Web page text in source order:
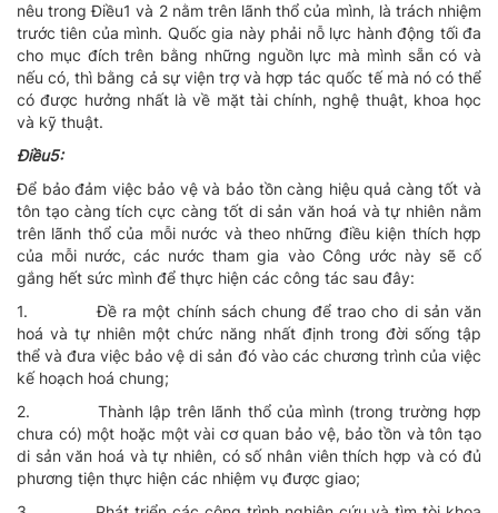
nêu trong Ðiều1 và 2 nằm trên lãnh thổ của mình, là trách nhiệm
trước tiên của mình. Quốc gia này phải nỗ lực hành động tối đa
cho mục đích trên bằng những nguồn lực mà mình sẵn có và
nếu có, thì bằng cả sự viện trợ và hợp tác quốc tế mà nó có thể
có được hưởng nhất là về mặt tài chính, nghệ thuật, khoa học
và kỹ thuật.
Ðiều5:
Ðể bảo đảm việc bảo vệ và bảo tồn càng hiệu quả càng tốt và
tôn tạo càng tích cực càng tốt di sản văn hoá và tự nhiên nằm
trên lãnh thổ của mỗi nước và theo những điều kiện thích hợp
của mỗi nước, các nước tham gia vào Công ước này sẽ cố
gắng hết sức mình để thực hiện các công tác sau đây:
1.Ðề ra một chính sách chung để trao cho di sản văn
hoá và tự nhiên một chức năng nhất định trong đời sống tập
thể và đưa việc bảo vệ di sản đó vào các chương trình của việc
kế hoạch hoá chung;
2.Thành lập trên lãnh thổ của mình (trong trường hợp
chưa có) một hoặc một vài cơ quan bảo vệ, bảo tồn và tôn tạo
di sản văn hoá và tự nhiên, có số nhân viên thích hợp và có đủ
phương tiện thực hiện các nhiệm vụ được giao;